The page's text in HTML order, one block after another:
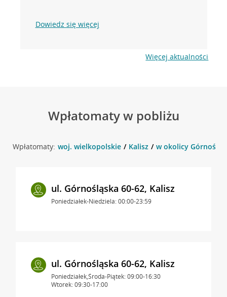
Dowiedz się więcej
Więcej aktualności
Wpłatomaty w pobliżu
Wpłatomaty: woj. wielkopolskie Kalisz w okolicy
ul. Górnośląska 60-62, Kalisz
Poniedziałek-Niedziela: 00:00-23:59
ul. Górnośląska 60-62, Kalisz
Poniedziałek,Środa-Piątek: 09:00-16:30
Wtorek: 09:30-17:00